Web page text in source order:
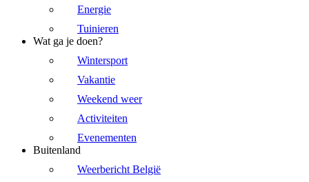
Energie
Tuinieren
Wat ga je doen?
Wintersport
Vakantie
Weekend weer
Activiteiten
Evenementen
Buitenland
Weerbericht België